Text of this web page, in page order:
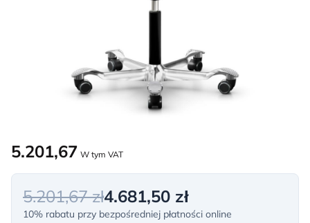
5.201,67 W tym VAT
5.201,67 zł4.681,50 zł
10% rabatu przy bezpośredniej płatności online